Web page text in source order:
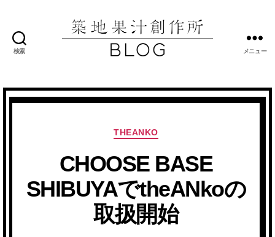
検索
果
汁
作
所
ブ
ロ
グ
メニュー
カ
ゴ
リ
ー
THEANKO
CHOOSE BASE
SHIBUYAでtheANkoの
取扱開始